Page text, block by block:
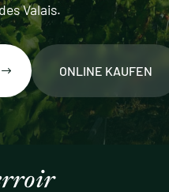
Valais.
ONLINE KAUFEN